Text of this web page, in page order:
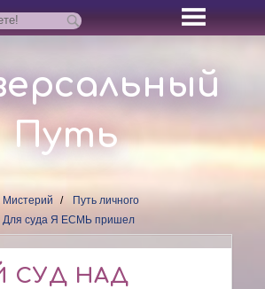
Путь
Путь личного
Для суда Я ЕСМЬ пришел
СУД НАД